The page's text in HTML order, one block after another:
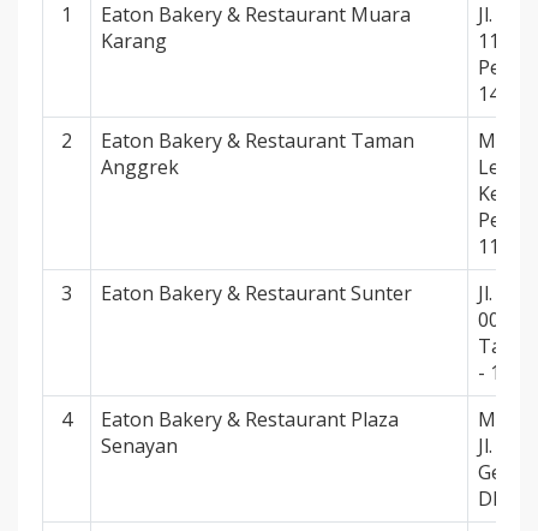
1
Eaton Bakery & Restaurant Muara
Karang
Jl.
113 -
14450
2
Eaton Bakery & Restaurant Taman
Anggrek
Mall
Letjen
Kel.
11470
3
Eaton Bakery & Restaurant Sunter
Jl.
006
-
4
Eaton Bakery & Restaurant Plaza
Senayan
Mall
Jl.
DKI